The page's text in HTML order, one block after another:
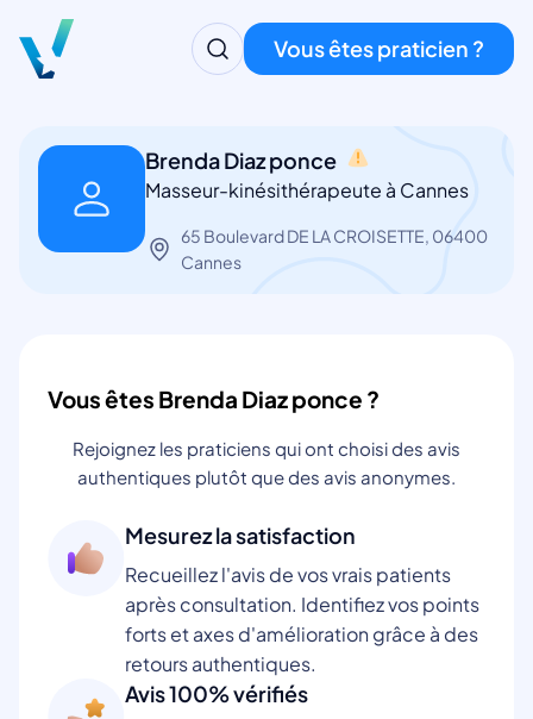
Vous êtes praticien ?
Brenda Diaz ponce
Masseur-kinésithérapeute à Cannes
65 Boulevard DE LA CROISETTE, 06400
Cannes
Vous êtes Brenda Diaz ponce ?
Rejoignez les praticiens qui ont choisi des avis
authentiques plutôt que des avis anonymes.
Mesurez la satisfaction
Recueillez l'avis de vos vrais patients
après consultation. Identifiez vos points
forts et axes d'amélioration grâce à des
retours authentiques.
Avis 100% vérifiés